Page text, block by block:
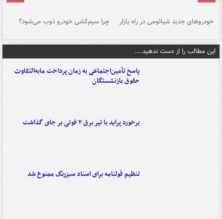
خودروهای جدید شیائومی در راه بازار چرا سیم‌کشی خودرو ذوب می‌شود؟
این مطالب را از دست ندهید....
پاسخ تأمین‌اجتماعی به زمان پرداخت مابه‌التفاوت
حقوق بازنشستگان
برخورد پراید با تیر برق ۲ فوتی بر جای گذاشت
تنظیم قولنامه برای اسناد سبزرنگ ممنوع شد